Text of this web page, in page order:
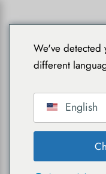
We've detected
different
English